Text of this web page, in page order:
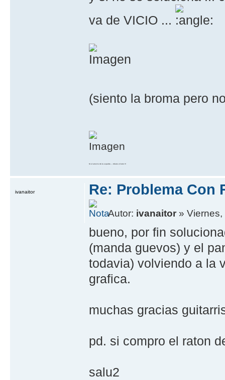
va de VICIO ...
(siento la broma pero
Si el amor te dá la espalda ... tókale el kulo !!!
Re: Problema Con
Autor: ivanaitor »
bueno, por fin
(manda guevos) y el
todavia) volviendo a la
grafica.
muchas gracias
pd. si compro el raton
salu2
ivanaitor